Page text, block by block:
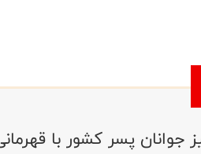
جوانان پسر کشور با